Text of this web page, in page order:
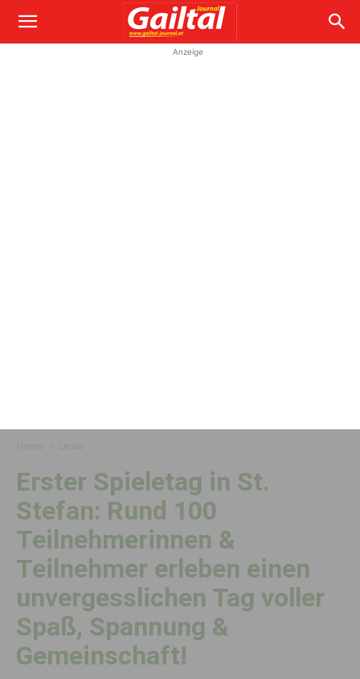
Anzeige
Erster Spieletag in St.
Stefan: Rund 100
Teilnehmerinnen &
Teilnehmer erleben einen
unvergesslichen Tag voller
Spaß, Spannung &
Gemeinschaft!